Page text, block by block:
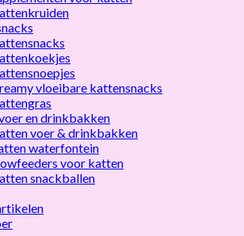
vloeibare kattensnacks
en drinkbakken
voer & drinkbakken
waterfontein
voor katten
snackballen